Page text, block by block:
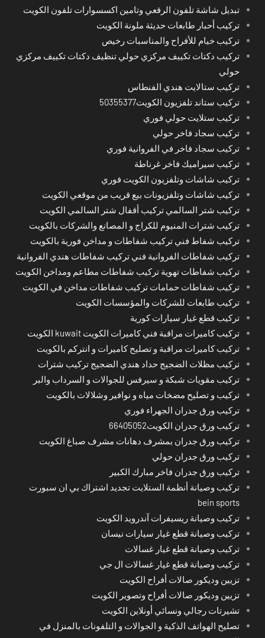
تبديل شاشة تلفون الرقعي وتامين اكسسوارات تلفون الكويت
تركيب أحبار طابعات حديثة ملونة الكويت
تركيب خيام للأفراح والمناسبات رخيص
تركيب دكتات تكييف مركزي حولي تنظيف دكتات تكييف مركزي
حولي
تركيب ستالايت هندي الفنطاس
تركيب ستاند تلفزيون الكويت50355377
تركيب ستلايت حولي فوري
تركيب سجاد فاخر حولي
تركيب سجاد فاخر في الفروانية فوري
تركيب سيراميك فاخر غرناطة
تركيب شاشات وتلفزيون الكويت فوري
تركيب شاشات وتلفزيونات بيع قريب من موقعي الكويت
تركيب شتر السالمي تركيب أقفال شتر السالمي الكويت
تركيب شترات المنيوم للكراج و المصانع والشركات بالكويت
تركيب شفاط فني تركيب شفاطات و مداخن فورية بالكويت
تركيب شفاطات الفروانية فني تركيب شفاطات هندي الفروانية
تركيب شفاطات تهوية تركيب شفاطات مطاعم ومداخن الكويت
تركيب شفاطات حمامات تركيب شفاطات مداخن في الكويت
تركيب طابعات للشركات والمؤسسات الكويت
تركيب قطع غيار سيارات كورية
تركيب كاميرات مراقبة فني كاميرات الكويت kuwait الكويت
تركيب كاميرات مراقبة و تصليح كاميرات و انتركم بالكويت
تركيب مظلات الضجيج حداد هندي الضجيج تركيب شترات
تركيب مقويات شبكة و سيرفس للجوالات و السرداب والبر
تركيب و تصليح مضخات مياه و نوافير وشلالات بالكويت
تركيب ورق جدران الجهراء فوري
تركيب ورق جدران الكويت66405052
تركيب ورق جدران بمشرف دهانات مشرف صباغ الكويت
تركيب ورق جدران حولي
تركيب ورق جدران فاخر مبارك الكبير
تركيب وصيانة أنظمة الستلايت تجديد اشتراك بي ان سبورت
bein sports
تركيب وصيانة ريسيفرات آندرويد الكويت
تركيب وصيانة قطع غيار سيارات نيسان
تركيب وصيانة قطع غيار غسالات
تركيب وصيانة قطع غيار غسالات ال جي
تزيين وديكور صالات أفراح الكويت
تزيين وديكور صالات أفراح وتصوير الكويت
تشيرتات رجالي ونسائي أونلاين الكويت
تصليح الهواتف الذكية و الجوالات و التلفونات بالمنزل في